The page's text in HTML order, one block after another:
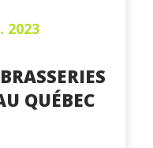
2023
QUÉBEC